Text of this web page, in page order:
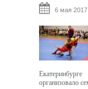
6 мая
организовало